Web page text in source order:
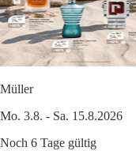
Müller
Mo. 3.8. - Sa. 15.8.2026
Noch 6 Tage gültig